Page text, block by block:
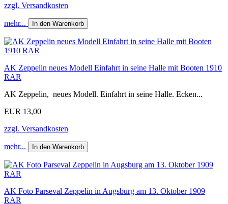
zzgl. Versandkosten
mehr... In den Warenkorb
AK Zeppelin neues Modell Einfahrt in seine Halle mit Booten 1910
RAR
AK Zeppelin, neues Modell. Einfahrt in seine Halle. Ecken...
EUR 13,00
zzgl. Versandkosten
mehr... In den Warenkorb
AK Foto Parseval Zeppelin in Augsburg am 13. Oktober 1909
RAR